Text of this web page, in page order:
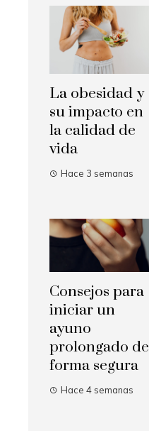
La obesidad y
su impacto en
la calidad de
vida
Hace 3 semanas
Consejos para
iniciar un
ayuno
prolongado de
forma segura
Hace 4 semanas